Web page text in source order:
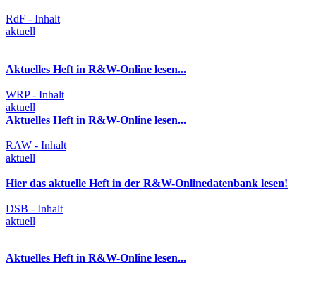
RdF - Inhalt
aktuell
Aktuelles Heft in R&W-Online lesen...
WRP - Inhalt
aktuell
Aktuelles Heft in R&W-Online lesen...
RAW - Inhalt
aktuell
Hier das aktuelle Heft in der R&W-Onlinedatenbank lesen!
DSB - Inhalt
aktuell
Aktuelles Heft in R&W-Online lesen...